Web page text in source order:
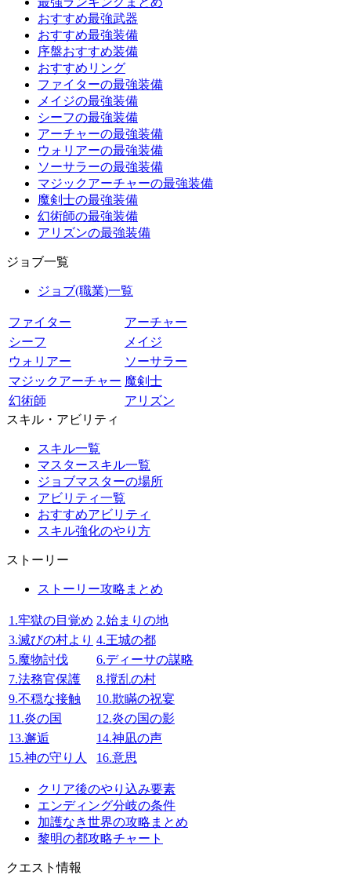
おすすめ最強武器
おすすめ最強装備
序盤おすすめ装備
おすすめリング
ファイターの最強装備
メイジの最強装備
シーフの最強装備
アーチャーの最強装備
ウォリアーの最強装備
ソーサラーの最強装備
マジックアーチャーの最強装備
魔剣士の最強装備
幻術師の最強装備
アリズンの最強装備
ジョブ一覧
ジョブ(職業)一覧
ファイター
アーチャー
シーフ
メイジ
ウォリアー
ソーサラー
マジックアーチャー 魔剣士
幻術師
アリズン
スキル・アビリティ
スキル一覧
マスタースキル一覧
ジョブマスターの場所
アビリティ一覧
おすすめアビリティ
スキル強化のやり方
ストーリー
ストーリー攻略まとめ
1.牢獄の目覚め 2.始まりの地
3.滅びの村より 4.王城の都
5.魔物討伐
6.ディーサの謀略
7.法務官保護
8.撹乱の村
9.不穏な接触
10.欺瞞の祝宴
11.炎の国
12.炎の国の影
13.邂逅
14.神凪の声
15.神の守り人
16.意思
クリア後のやり込み要素
エンディング分岐の条件
加護なき世界の攻略まとめ
黎明の都攻略チャート
クエスト情報